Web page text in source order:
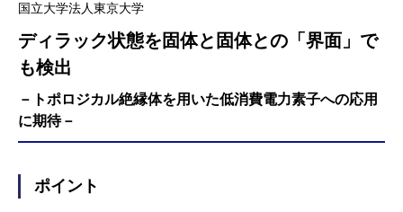
国立大学法人東京大学
ディラック状態を固体と固体との「界面」で
も検出
－トポロジカル絶縁体を用いた低消費電力素子への応用
に期待－
ポイント